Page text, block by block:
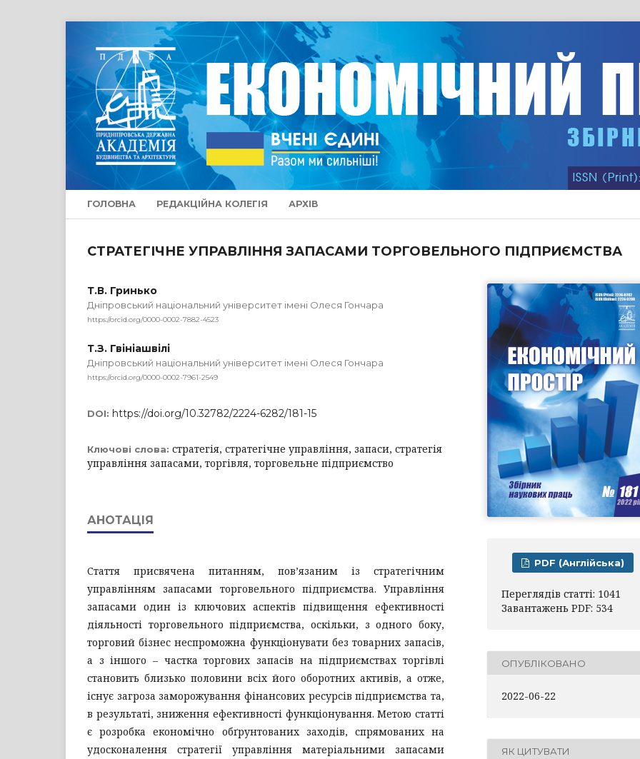
ГОЛОВНА РЕДАКЦІЙНА КОЛЕГІЯ АРХІВ
СТРАТЕГІЧНЕ УПРАВЛІННЯ ЗАПАСАМИ ТОРГОВЕЛЬНОГО ПІДПРИЄМСТВА
Т.В. Гринько
Дніпровський національний університет імені Олеся Гончара
https://orcid.org/0000-0002-7882-4523
Т.З. Гвініашвілі
Дніпровський національний університет імені Олеся Гончара
https://orcid.org/0000-0002-7961-2549
DOI: https://doi.org/10.32782/2224-6282/181-15
Ключові слова: стратегія, стратегічне управління, запаси, стратегія
управління запасами, торгівля, торговельне підприємство
АНОТАЦІЯ
Стаття присвячена питанням, пов’язаним із стратегічним
управлінням запасами торговельного підприємства. Управління
запасами один із ключових аспектів підвищення ефективності
діяльності торговельного підприємства, оскільки, з одного боку,
торговий бізнес неспроможна функціонувати без товарних запасів,
а з іншого – частка торгових запасів на підприємствах торгівлі
становить близько половини всіх його оборотних активів, а отже,
існує загроза заморожування фінансових ресурсів підприємства та,
в результаті, зниження ефективності функціонування. Метою статті
є розробка економічно обґрунтованих заходів, спрямованих на
удосконалення стратегії управління матеріальними запасами
PDF (Англійська)
Переглядів статті: 1041
Завантажень PDF: 534
ОПУБЛІКОВАНО
2022-06-22
ЯК ЦИТУВАТИ